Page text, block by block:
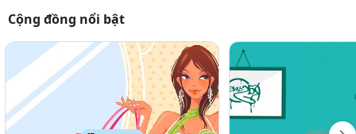
Cộng đồng nổi bật